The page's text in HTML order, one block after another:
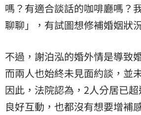
嗎？有適合談話的咖啡廳嗎？
聊聊」，有試圖想修補婚姻狀
不過，謝泊泓的婚外情是導致
而兩人也始終未見面約談，並
因此，法院認為，2人分居已
良好互動，也都沒有想要增補